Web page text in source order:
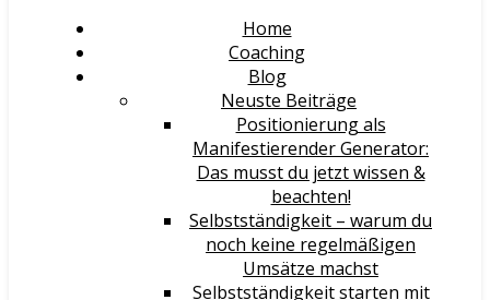
Home
Coaching
Blog
Neuste Beiträge
Positionierung als
Manifestierender Generator:
Das musst du jetzt wissen &
beachten!
Selbstständigkeit – warum du
noch keine regelmäßigen
Umsätze machst
Selbstständigkeit starten mit